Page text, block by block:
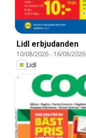
Lidl erbjudanden
10/08/2026- 16/08/2026
Lidl